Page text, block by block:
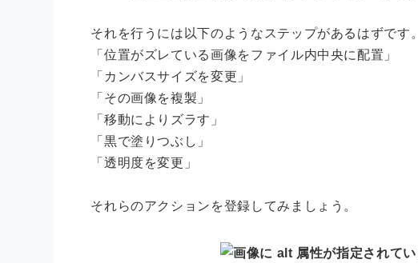
それを行うには以下のようなステップがあるはずです。
「位置がズレている画像をファイル内中央に配置」
「カンバスサイズを変更」
「その画像を複製」
「移動によりズラす」
「黒で塗りつぶし」
「透明度を変更」
それらのアクションを登録してみましょう。